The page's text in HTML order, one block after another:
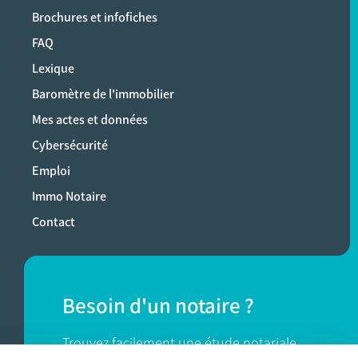
Brochures et infofiches
FAQ
Lexique
Baromètre de l'immobilier
Mes actes et données
Cybersécurité
Emploi
Immo Notaire
Contact
Besoin d'un notaire ?
Trouvez facilement une étude notariale